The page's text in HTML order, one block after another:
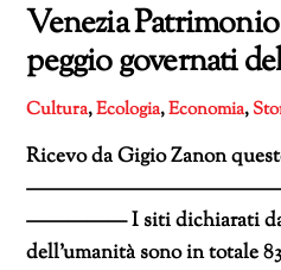
Venezia
peggio governati
Cultura,Ecologia,Economia,
Ricevo da Gigio Zanon
————— I siti dichiarati
dell’umanità sono in totale